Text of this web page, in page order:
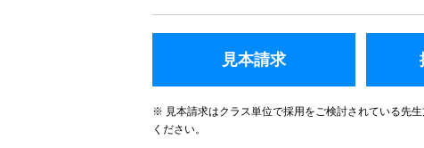
見本請求
※ 見本請求はクラス単位で採用をご検討されている先
ください。